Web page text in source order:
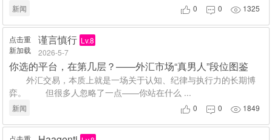
新闻  0  0  1325
点击重
新加载
谨言慎行 Lv.8
2026-5-7
你选的平台，在第几层？——外汇市场“真男人”段位图鉴
外汇交易，本质上就是一场关于认知、纪律与执行力的长期博
弈。 但很多人忽略了一点——你站在什么 ...
新闻  0  0  1849